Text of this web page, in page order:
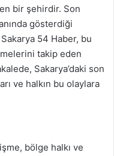
bir şehirdir. Son
gösterdiği
54 Haber, bu
takip eden
Sakarya’daki son
ve halkın bu olaylara
bölge halkı ve